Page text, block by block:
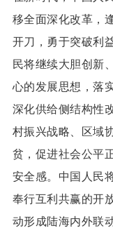
移全面深化改革，
开刀，勇于突破利
民将继续大胆创新
心的发展思想，落
深化供给侧结构性
村振兴战略、区域
贫，促进社会公平
安全感。中国人民
奉行互利共赢的开
动形成陆海内外联